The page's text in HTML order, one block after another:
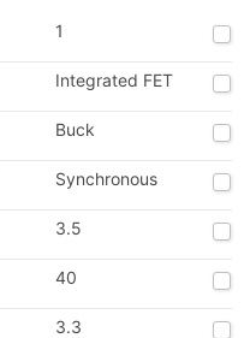
1
Integrated FET
Buck
Synchronous
3.5
40
3.3